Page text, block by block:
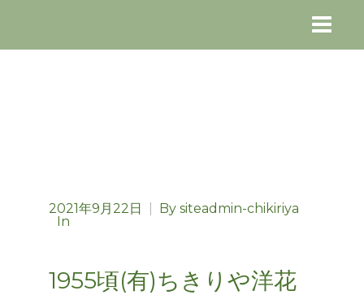
2021年9月22日 By siteadmin-chikiriya
In
1955頃(有)ちきりや洋花